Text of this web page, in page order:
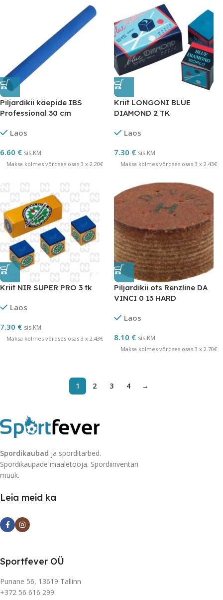
Piljardikii käepide IBS
Professional 30 cm
Laos
6.60 € sis.KM
Maksa kolmes võrdses osas 3 x 2.20€
Kriit LONGONI BLUE
DIAMOND 2 TK
Laos
7.30 € sis.KM
Maksa kolmes võrdses osas 3 x 2.43€
Kriit NIR SUPER PRO 3 tk
Laos
7.30 € sis.KM
Maksa kolmes võrdses osas 3 x 2.43€
Piljardikii ots Renzline DA
VINCI 0 13 HARD
Laos
8.10 € sis.KM
Maksa kolmes võrdses osas 3 x 2.70€
1 2 3 4 →
Spordikaubad ja sporditarbed.
Spordikaupade maaletooja. Spordiinventari
müük.
Leia meid ka
Sportfever OÜ
Punane 56, 13619 Tallinn
+372 56 616 299